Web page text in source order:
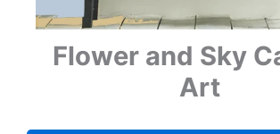
Flower and Sky
Art